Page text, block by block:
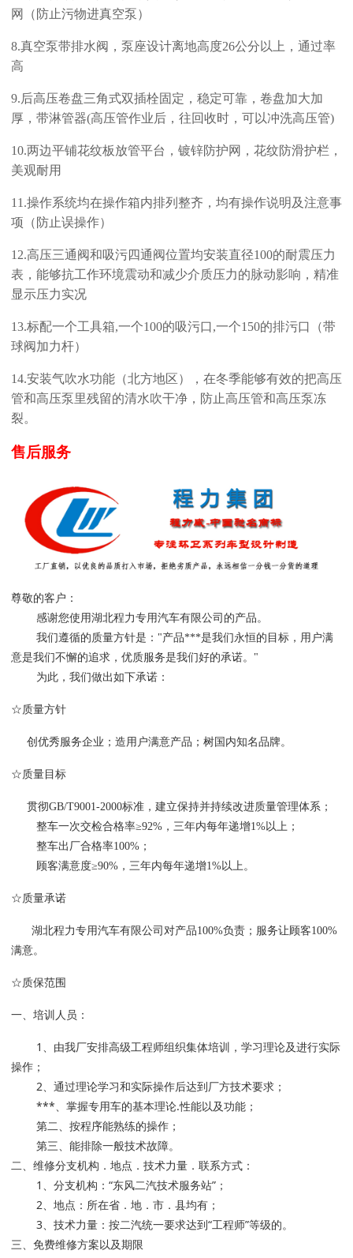
网（防止污物进真空泵）
8.真空泵带排水阀，泵座设计离地高度26公分以上，通过率
高
9.后高压卷盘三角式双插栓固定，稳定可靠，卷盘加大加
厚，带淋管器(高压管作业后，往回收时，可以冲洗高压管)
10.两边平铺花纹板放管平台，镀锌防护网，花纹防滑护栏，
美观耐用
1 1 .操作系统均在操作箱内排列整齐，均有操作说明及注意事
项（防止误操作）
1 2.高压三通阀和吸污四通阀位置均安装直径100的耐震压力
表，能够抗工作环境震动和减少介质压力的脉动影响，精准
显示压力实况
13.标配一个工具箱,一个100的吸污口,一个1 50的排污口（带
球阀加力杆）
14.安装气吹水功能（北方地区），在冬季能够有效的把高压
管和高压泵里残留的清水吹干净，防止高压管和高压泵冻
裂。
售后服务
尊敬的客户：
感谢您使用湖北程力专用汽车有限公司的产品。
我们遵循的质量方针是："产品***是我们永恒的目标，用户满
意是我们不懈的追求，优质服务是我们好的承诺。"
为此，我们做出如下承诺：
☆质量方针
创优秀服务企业；造用户满意产品；树国内知名品牌。
☆质量目标
贯彻GB/T9001-2000标准，建立保持并持续改进质量管理体系；
整车一次交检合格率≥92%，三年内每年递增1%以上；
整车出厂合格率100%；
顾客满意度≥90%，三年内每年递增1%以上。
☆质量承诺
湖北程力专用汽车有限公司对产品100%负责；服务让顾客100%
满意。
☆质保范围
一、培训人员：
1、由我厂安排高级工程师组织集体培训，学习理论及进行实际
操作；
2、通过理论学习和实际操作后达到厂方技术要求；
***、掌握专用车的基本理论.性能以及功能；
第二、按程序能熟练的操作；
第三、能排除一般技术故障。
二、维修分支机构．地点．技术力量．联系方式：
1、分支机构：“东风二汽技术服务站”；
2、地点：所在省．地．市．县均有；
3、技术力量：按二汽统一要求达到“工程师”等级的。
三、免费维修方案以及期限